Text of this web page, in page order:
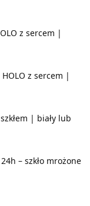
z sercem |
z sercem |
| biały lub
– szkło mrożone